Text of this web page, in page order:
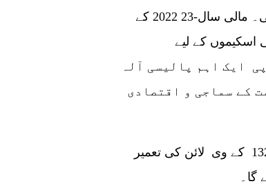
(پی ایس ڈی پی) کے ذریعے مالی اعانت فراہم کی جائے گی۔ مالی سال-23 2022 کے
اسکیموں کے لیے
پی ایک اہم پالیسی آلہ
کے سماجی و اقتصادی
گوادر ایران سے درآمد شدہ بجلی پر انحصار کرتا ہے اور 132 کے وی لائن کی تعمیر
گا۔